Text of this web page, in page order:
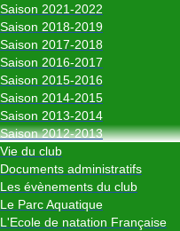
Saison 2021-2022
Saison 2018-2019
Saison 2017-2018
Saison 2016-2017
Saison 2015-2016
Saison 2014-2015
Saison 2013-2014
Saison 2012-2013
Vie du club
Documents administratifs
Les évènements du club
Le Parc Aquatique
L'Ecole de natation Française